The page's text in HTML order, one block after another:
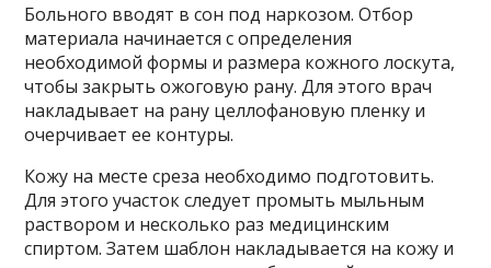
Больного вводят в сон под наркозом. Отбор
материала начинается с определения
необходимой формы и размера кожного лоскута,
чтобы закрыть ожоговую рану. Для этого врач
накладывает на рану целлофановую пленку и
очерчивает ее контуры.
Кожу на месте среза необходимо подготовить.
Для этого участок следует промыть мыльным
раствором и несколько раз медицинским
спиртом. Затем шаблон накладывается на кожу и